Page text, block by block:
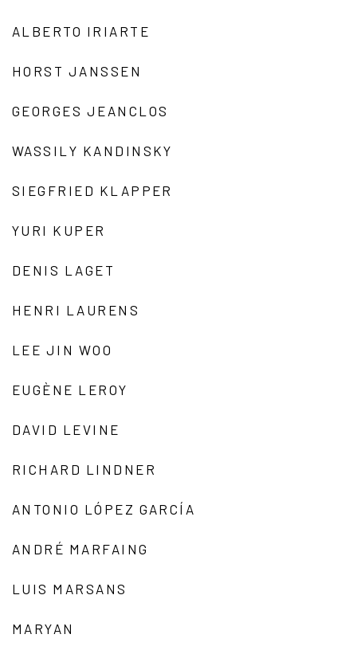
ALBERTO IRIARTE
HORST JANSSEN
GEORGES JEANCLOS
WASSILY KANDINSKY
SIEGFRIED KLAPPER
YURI KUPER
DENIS LAGET
HENRI LAURENS
LEE JIN WOO
EUGÈNE LEROY
DAVID LEVINE
RICHARD LINDNER
ANTONIO LÓPEZ GARCÍA
ANDRÉ MARFAING
LUIS MARSANS
MARYAN